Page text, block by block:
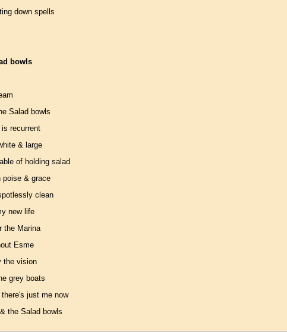
down spells
bowls
Salad bowls
recurrent
& large
of holding salad
poise & grace
clean
new life
the Marina
Esme
the vision
grey boats
there's just me now
the Salad bowls